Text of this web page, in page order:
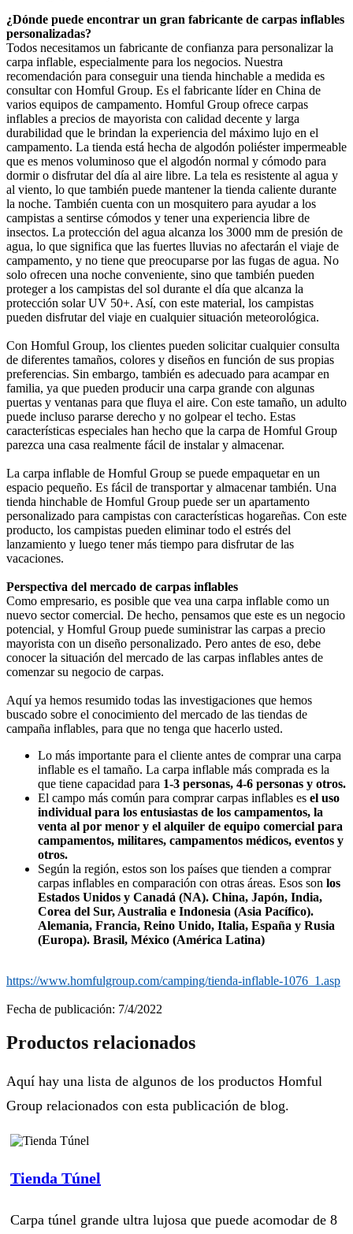
¿Dónde puede encontrar un gran fabricante de carpas inflables
personalizadas?
Todos necesitamos un fabricante de confianza para personalizar la
carpa inflable, especialmente para los negocios. Nuestra
recomendación para conseguir una tienda hinchable a medida es
consultar con Homful Group. Es el fabricante líder en China de
varios equipos de campamento. Homful Group ofrece carpas
inflables a precios de mayorista con calidad decente y larga
durabilidad que le brindan la experiencia del máximo lujo en el
campamento. La tienda está hecha de algodón poliéster impermeable
que es menos voluminoso que el algodón normal y cómodo para
dormir o disfrutar del día al aire libre. La tela es resistente al agua y
al viento, lo que también puede mantener la tienda caliente durante
la noche. También cuenta con un mosquitero para ayudar a los
campistas a sentirse cómodos y tener una experiencia libre de
insectos. La protección del agua alcanza los 3000 mm de presión de
agua, lo que significa que las fuertes lluvias no afectarán el viaje de
campamento, y no tiene que preocuparse por las fugas de agua. No
solo ofrecen una noche conveniente, sino que también pueden
proteger a los campistas del sol durante el día que alcanza la
protección solar UV 50+. Así, con este material, los campistas
pueden disfrutar del viaje en cualquier situación meteorológica.
Con Homful Group, los clientes pueden solicitar cualquier consulta
de diferentes tamaños, colores y diseños en función de sus propias
preferencias. Sin embargo, también es adecuado para acampar en
familia, ya que pueden producir una carpa grande con algunas
puertas y ventanas para que fluya el aire. Con este tamaño, un adulto
puede incluso pararse derecho y no golpear el techo. Estas
características especiales han hecho que la carpa de Homful Group
parezca una casa realmente fácil de instalar y almacenar.
La carpa inflable de Homful Group se puede empaquetar en un
espacio pequeño. Es fácil de transportar y almacenar también. Una
tienda hinchable de Homful Group puede ser un apartamento
personalizado para campistas con características hogareñas. Con este
producto, los campistas pueden eliminar todo el estrés del
lanzamiento y luego tener más tiempo para disfrutar de las
vacaciones.
Perspectiva del mercado de carpas inflables
Como empresario, es posible que vea una carpa inflable como un
nuevo sector comercial. De hecho, pensamos que este es un negocio
potencial, y Homful Group puede suministrar las carpas a precio
mayorista con un diseño personalizado. Pero antes de eso, debe
conocer la situación del mercado de las carpas inflables antes de
comenzar su negocio de carpas.
Aquí ya hemos resumido todas las investigaciones que hemos
buscado sobre el conocimiento del mercado de las tiendas de
campaña inflables, para que no tenga que hacerlo usted.
Lo más importante para el cliente antes de comprar una carpa
inflable es el tamaño. La carpa inflable más comprada es la
que tiene capacidad para 1-3 personas, 4-6 personas y otros.
El campo más común para comprar carpas inflables es el uso
individual para los entusiastas de los campamentos, la
venta al por menor y el alquiler de equipo comercial para
campamentos, militares, campamentos médicos, eventos y
otros.
Según la región, estos son los países que tienden a comprar
carpas inflables en comparación con otras áreas. Esos son los
Estados Unidos y Canadá (NA). China, Japón, India,
Corea del Sur, Australia e Indonesia (Asia Pacífico).
Alemania, Francia, Reino Unido, Italia, España y Rusia
(Europa). Brasil, México (América Latina)
https://www.homfulgroup.com/camping/tienda-inflable-1076_1.asp
Fecha de publicación: 7/4/2022
Productos relacionados
Aquí hay una lista de algunos de los productos Homful
Group relacionados con esta publicación de blog.
Tienda Túnel
Carpa túnel grande ultra lujosa que puede acomodar de 8